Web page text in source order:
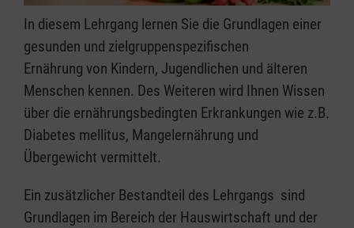
In diesem Lehrgang lernen Sie die Grundlagen einer
gesunden und zielgruppenspezifischen
Ernährung von Kindern, Jugendlichen und älteren
Menschen kennen. Des Weiteren wird Ihnen Wissen
über die ernährungsbedingten Erkrankungen wie z.B.
Diabetes mellitus, Mangelernährung und
Übergewicht vermittelt.
Ein zusätzlicher Bestandteil des Lehrgangs sind
Grundlagen im Bereich der Hauswirtschaft und der